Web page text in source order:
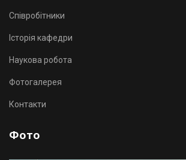
Співробітники
Історія кафедри
Наукова робота
Фотогалерея
Контакти
Фото